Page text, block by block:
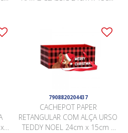
7908820204437
CACHEPOT PAPER
RETANGULAR COM ALÇA URSO
TEDDY NOEL 24cm x 15cm x